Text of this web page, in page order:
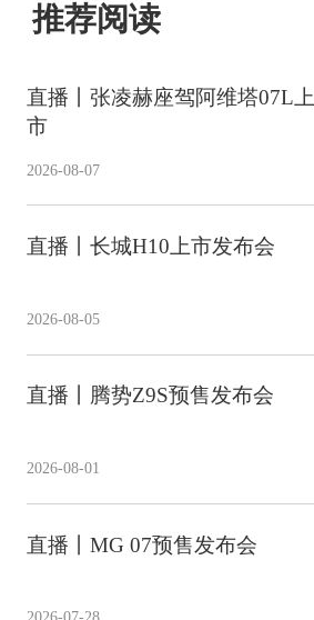
推荐阅读
直播丨张凌赫座驾阿维塔07L上
市
2026-08-07
直播丨长城H10上市发布会
2026-08-05
直播丨腾势Z9S预售发布会
2026-08-01
直播丨MG 07预售发布会